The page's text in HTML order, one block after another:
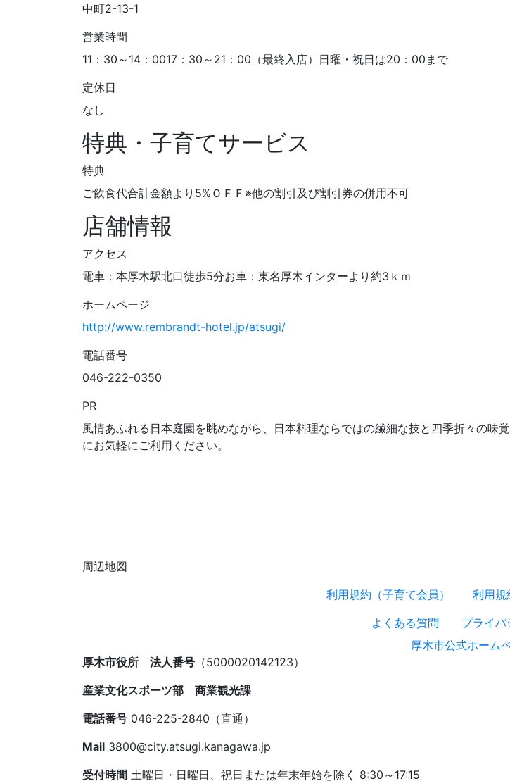
中町2-13-1
営業時間
11：30～14：0017：30～21：00（最終入店）日曜・祝日は20：00まで
定休日
なし
特典・子育てサービス
特典
ご飲食代合計金額より5%ＯＦＦ※他の割引及び割引券の併用不可
店舗情報
アクセス
電車：本厚木駅北口徒歩5分お車：東名厚木インターより約3ｋｍ
ホームページ
http://www.rembrandt-hotel.jp/atsugi/
電話番号
046-222-0350
PR
風情あふれる日本庭園を眺めながら、日本料理ならではの繊細な技と四季折々の
にお気軽にご利用ください。
周辺地図
利用規約（子育て会員）
利用規
よくある質問
プライバ
厚木市公式ホーム
厚木市役所 法人番号 （5000020142123）
産業文化スポーツ部 商業観光課
電話番号 046-225-2840（直通）
Mail 3800@city.atsugi.kanagawa.jp
受付時間 土曜日・日曜日、祝日または年末年始を除く 8:30～17:15